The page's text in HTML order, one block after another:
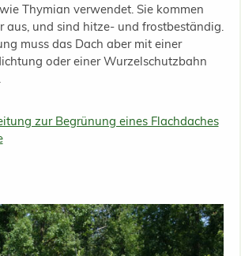
Thymian verwendet. Sie kommen
aus, und sind hitze- und frostbeständig.
muss das Dach aber mit einer
oder einer Wurzelschutzbahn
zur Begrünung eines Flachdaches